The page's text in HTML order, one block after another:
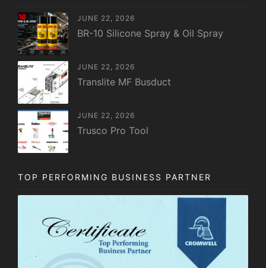
JUNE 22, 2026
BR-10 Silicone Spray & Oil Spray
JUNE 22, 2026
Translite MF Busduct
JUNE 22, 2026
Trusco Pro Tool
TOP PERFORMING BUSINESS PARTNER